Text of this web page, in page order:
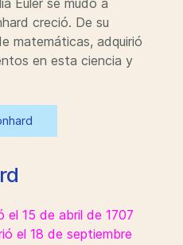
Euler se mudó a
creció. De su
matemáticas, adquirió
en esta ciencia y
el 15 de abril de 1707
el 18 de septiembre